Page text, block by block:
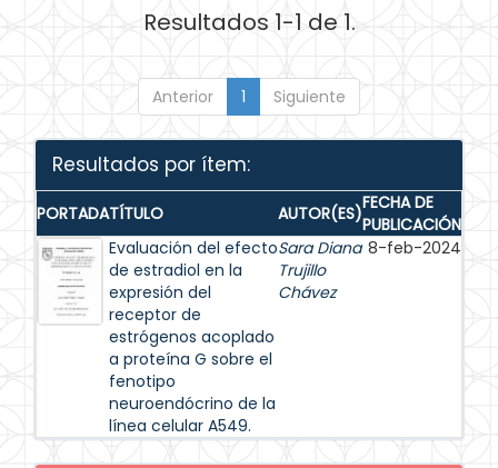
Resultados 1-1 de 1.
Anterior 1 Siguiente
Resultados por ítem:
PORTADATÍTULO AUTOR(ES)FECHA DE
PUBLICACIÓN
Evaluación del efecto
de estradiol en la
expresión del
receptor de
estrógenos acoplado
a proteína G sobre el
fenotipo
neuroendócrino de la
línea celular A549.
Sara Diana
Trujillo
Chávez
8-feb-2024